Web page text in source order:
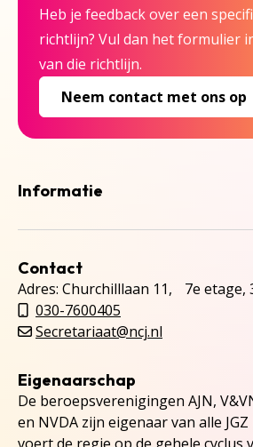
Heb je feedback over een
richtlijn? Vul dan het formulier
van die richtlijn.
Neem contact met ons op
Informatie
Contact
Adres: Churchilllaan 11, 7e etage,
030-7600405
Secretariaat@ncj.nl
Eigenaarschap
De beroepsverenigingen AJN,
en NVDA zijn eigenaar van alle JGZ